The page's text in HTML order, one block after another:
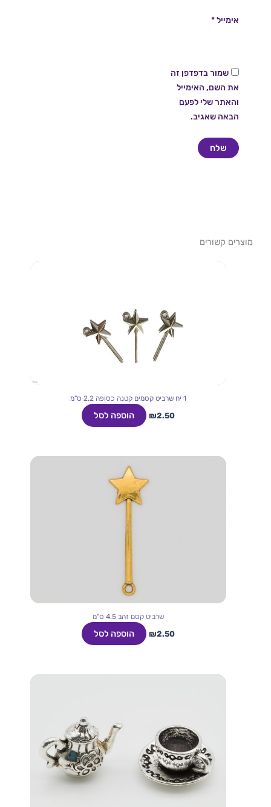
אימייל*
שמור בדפדפן זה
את השם, האימייל
והאתר שלי לפעם
הבאה שאגיב.
מוצרים קשורים
1 יח שרביט קסמים קטנה כסופה 2.2 ס"מ
₪2.50 הוספה לסל
שרביט קסם זהב 4.5 ס"מ
₪2.50 הוספה לסל